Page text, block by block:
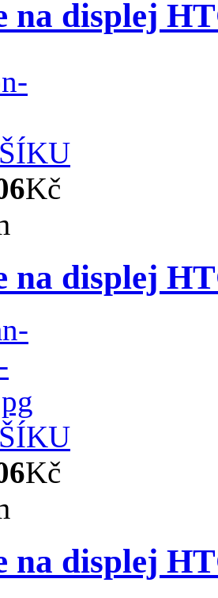
na displej
Kč
na displej
Kč
na displej